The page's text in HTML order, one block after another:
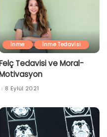
İnme İnme Tedavisi
Tedavisi ve Moral-
8 Eylül 2021